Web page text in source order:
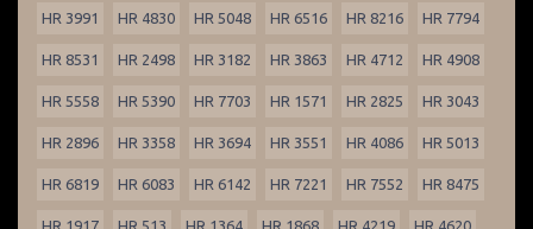
HR 3991 HR 4830 HR 5048 HR 6516 HR 8216 HR 7794
HR 8531 HR 2498 HR 3182 HR 3863 HR 4712 HR 4908
HR 5558 HR 5390 HR 7703 HR 1571 HR 2825 HR 3043
HR 2896 HR 3358 HR 3694 HR 3551 HR 4086 HR 5013
HR 6819 HR 6083 HR 6142 HR 7221 HR 7552 HR 8475
HR 1917 HR 513 HR 1364 HR 1868 HR 4219 HR 4620